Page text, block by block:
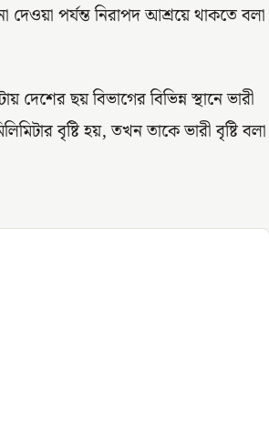
দেওয়া পর্যন্ত নিরাপদ আশ্রয়ে থাকতে বলা
দেশের ছয় বিভাগের বিভিন্ন স্থানে ভারী
বৃষ্টি হয়, তখন তাকে ভারী বৃষ্টি বলা